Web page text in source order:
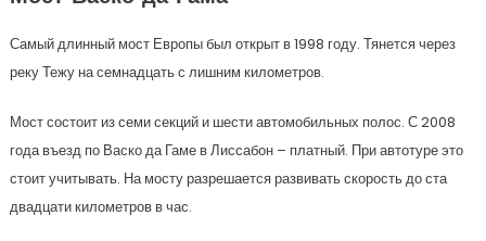
Самый длинный мост Европы был открыт в 1998 году. Тянется через
реку Тежу на семнадцать с лишним километров.
Мост состоит из семи секций и шести автомобильных полос. С 2008
года въезд по Васко да Гаме в Лиссабон – платный. При автотуре это
стоит учитывать. На мосту разрешается развивать скорость до ста
двадцати километров в час.